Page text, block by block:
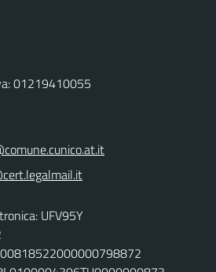
01219410055
UFV95Y